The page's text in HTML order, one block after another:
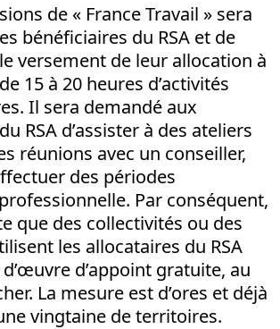
de « France Travail » sera
bénéficiaires du RSA et de
versement de leur allocation à
15 à 20 heures d’activités
Il sera demandé aux
RSA d’assister à des ateliers
réunions avec un conseiller,
des périodes
Par conséquent,
que des collectivités ou des
les allocataires du RSA
d’appoint gratuite, au
La mesure est d’ores et déjà
vingtaine de territoires.